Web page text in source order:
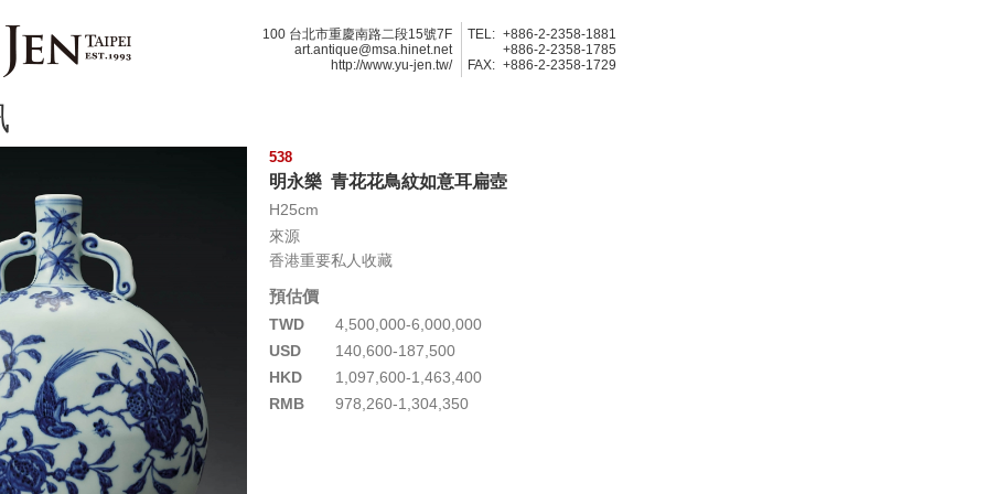
100 台北市重慶南路二段15號7F
art.antique@msa.hinet.net
http://www.yu-jen.tw/
TEL: +886-2-2358-1881
+886-2-2358-1785
FAX: +886-2-2358-1729
538
明永樂 青花花鳥紋如意耳扁壺
H25cm
來源
香港重要私人收藏
預估價
TWD
4,500,000-6,000,000
USD
140,600-187,500
HKD
1,097,600-1,463,400
RMB
978,260-1,304,350